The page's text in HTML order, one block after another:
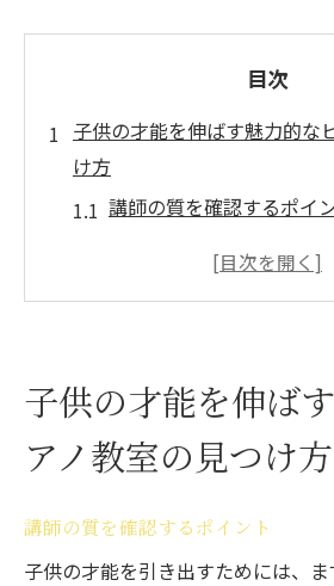
目次
子供の才能を伸ばす魅力的な
け方
講師の質を確認するポイ
教室の雰囲気と子供の相性
実際のレッスン体験談を
子供が楽しく学ぶためのピア
子供の興味を引き出す教え
楽しく学べるレッスン方
子供の才能を伸ば
アノ教室の見つけ方
講師の質を確認するポイント
子供の才能を引き出すためには、